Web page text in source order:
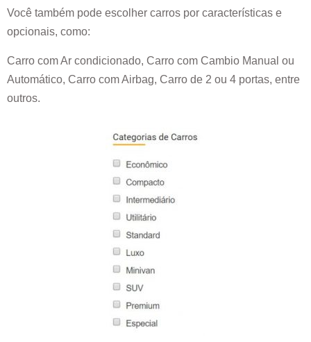
Você também pode escolher carros por características e
opcionais, como:
Carro com Ar condicionado, Carro com Cambio Manual ou
Automático, Carro com Airbag, Carro de 2 ou 4 portas, entre
outros.